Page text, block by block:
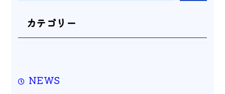
カテゴリー
NEWS